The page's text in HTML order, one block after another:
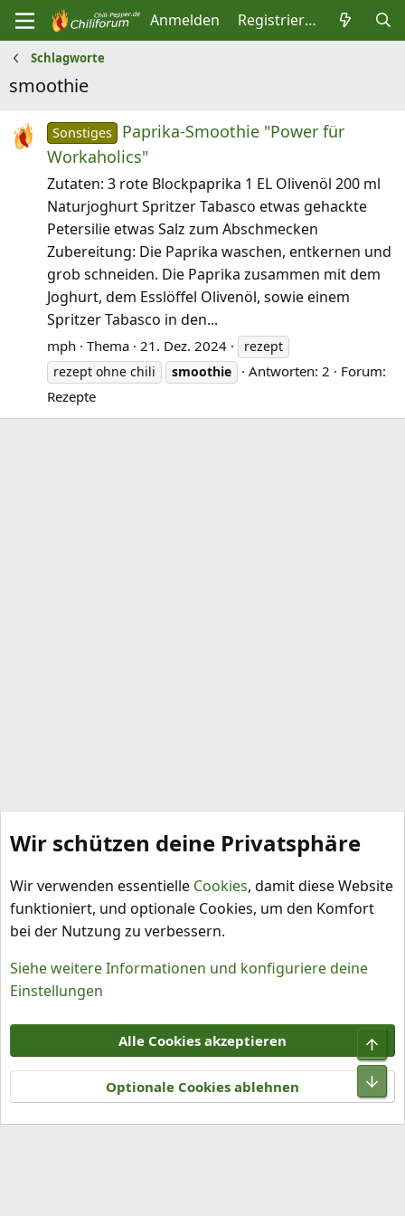
Anmelden Registrieren
Schlagworte
smoothie
Sonstiges
Paprika-Smoothie "Power für
Workaholics"
Zutaten: 3 rote Blockpaprika 1 EL Olivenöl 200 ml
Naturjoghurt Spritzer Tabasco etwas gehackte
Petersilie etwas Salz zum Abschmecken
Zubereitung: Die Paprika waschen, entkernen und
grob schneiden. Die Paprika zusammen mit dem
Joghurt, dem Esslöffel Olivenöl, sowie einem
Spritzer Tabasco in den...
mph Thema 21. Dez. 2024
rezept
rezept ohne chili
smoothie Antworten: 2
Forum:
Rezepte
Schlagworte
Nutzungsbedingungen
Datenschutz
Hilfe und Impressum
R
S
S
Community platform by XenForo® © 2010-2026 XenForo Ltd.
Wir schützen deine Privatsphäre
Wir verwenden essentielle Cookies, damit diese Website
funktioniert, und optionale Cookies, um den Komfort
bei der Nutzung zu verbessern.
Siehe weitere Informationen und konfiguriere deine
Einstellungen
Alle Cookies akzeptieren
Optionale Cookies ablehnen